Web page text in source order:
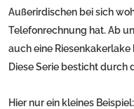
Außerirdischen bei sich
Telefonrechnung hat. Ab
auch eine
Diese Serie besticht
Hier nur ein kleines Beispiel: